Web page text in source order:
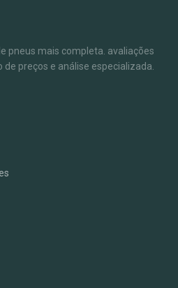
pneus mais completa. avaliações
preços e análise especializada.